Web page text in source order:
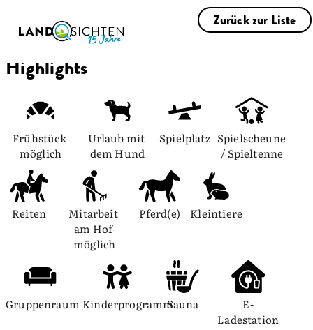
Zurück zur Liste
Highlights
Frühstück
möglich
Urlaub mit
dem Hund
Spielplatz Spielscheune
/ Spieltenne
Reiten
Mitarbeit
am Hof
möglich
Pferd(e) Kleintiere
Gruppenraum KinderprogrammSauna
E-
Ladestation